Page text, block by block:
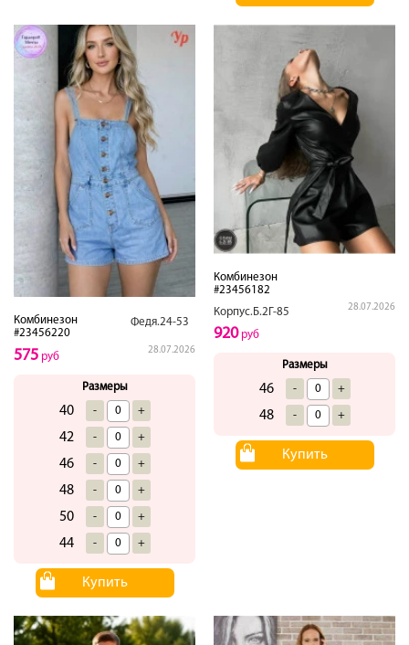
Комбинезон
#23456220
Федя.24-53
28.07.2026
575 руб
Размеры
40 - +
42 - +
46 - +
48 - +
50 - +
44 - +
Купить
Комбинезон
#23456182
Корпус.Б.2Г-85
28.07.2026
920руб
Размеры
46 - +
48 - +
Купить